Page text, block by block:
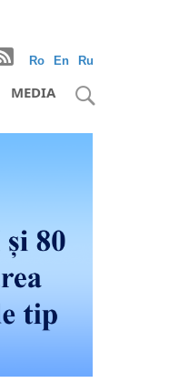
Ro En Ru
MEDIA